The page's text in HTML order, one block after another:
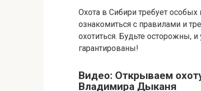
Охота в Сибири требует
ознакомиться с правилами и
охотиться. Будьте осторожны,
гарантированы!
Видео: Открываем
Владимира Дыканя